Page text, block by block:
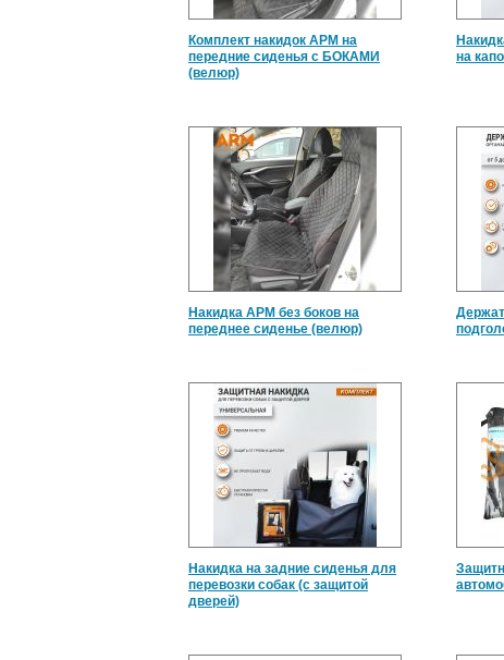
Комплект накидок АРМ на
передние сиденья с БОКАМИ
(велюр)
на
Накидка АРМ без боков на
переднее сиденье (велюр)
Накидка на задние сиденья для
перевозки собак (с защитой
дверей)